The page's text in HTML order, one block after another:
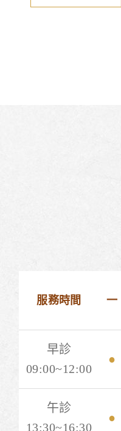
服務時間 一
早診
09:00~12:00
●
午診
13:30~16:30
●